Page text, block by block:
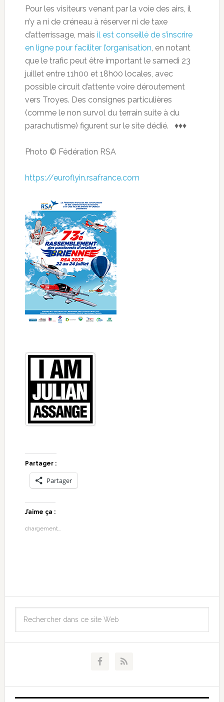
Pour les visiteurs venant par la voie des airs, il
n’y a ni de créneau à réserver ni de taxe
d’atterrissage, mais il est conseillé de s’inscrire
en ligne pour faciliter l’organisation, en notant
que le trafic peut être important le samedi 23
juillet entre 11h00 et 18h00 locales, avec
possible circuit d’attente voire déroutement
vers Troyes. Des consignes particulières
(comme le non survol du terrain suite à du
parachutisme) figurent sur le site dédié. ♦♦♦
Photo © Fédération RSA
https://euroflyin.rsafrance.com
Partager :
Partager
J’aime ça :
chargement…